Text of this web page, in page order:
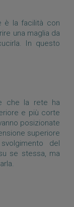
è la facilità con
una maglia da
In questo
che la rete ha
e più corte
posizionate
superiore
del
se stessa, ma